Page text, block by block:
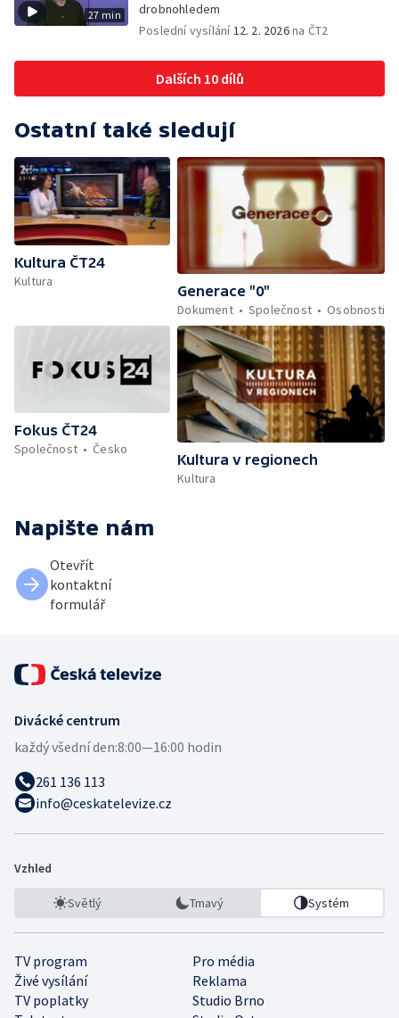
27 min
drobnohledem
Poslední vysílání12. 2. 2026na ČT2
Dalších 10 dílů
Ostatní také sledují
Kultura ČT24
Kultura
Generace "0"
Dokument
Společnost Osobnosti
Fokus ČT24
Společnost
Česko
Kultura v regionech
Kultura
Napište nám
Otevřít
kontaktní
formulář
Divácké centrum
každý všední den:8:00—16:00 hodin
261 136 113
info@ceskatelevize.cz
Vzhled
Světlý Tmavý Systém
TV program
Pro média
Živé vysílání
Reklama
TV poplatky
Studio Brno